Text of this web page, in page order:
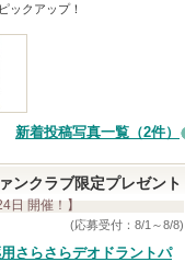
り
れ
ま
ックアップ！
新着投稿写真一覧（2件）
ンクラブ限定プレゼント
日 開催！】
(応募受付：8/1～8/8)
さらさらデオドラントパ